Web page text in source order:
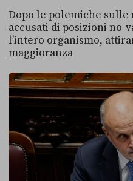
Dopo le polemiche sulle
accusati di posizioni no-
l’intero organismo,
maggioranza